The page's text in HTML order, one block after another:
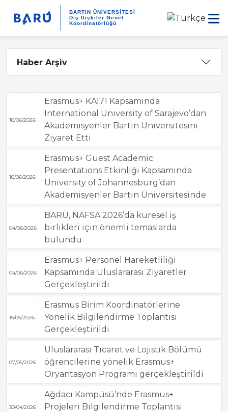
BARTIN ÜNİVERSİTESİ
Dış İlişkiler Genel
Koordinatörlüğü
Haber Arşiv
16/06/2026
Erasmus+ KA171 Kapsamında
International University of Sarajevo’dan
Akademisyenler Bartın Üniversitesini
Ziyaret Etti
16/06/2026
Erasmus+ Guest Academic
Presentations Etkinliği Kapsamında
University of Johannesburg’dan
Akademisyenler Bartın Üniversitesinde
04/06/2026
BARÜ, NAFSA 2026’da küresel iş
birlikleri için önemli temaslarda
bulundu
04/06/2026
Erasmus+ Personel Hareketliliği
Kapsamında Uluslararası Ziyaretler
Gerçekleştirildi
15/05/2026
Erasmus Birim Koordinatörlerine
Yönelik Bilgilendirme Toplantısı
Gerçekleştirildi
07/05/2026
Uluslararası Ticaret ve Lojistik Bölümü
öğrencilerine yönelik Erasmus+
Oryantasyon Programı gerçekleştirildi
30/04/2026
Ağdacı Kampüsü’nde Erasmus+
Projeleri Bilgilendirme Toplantısı